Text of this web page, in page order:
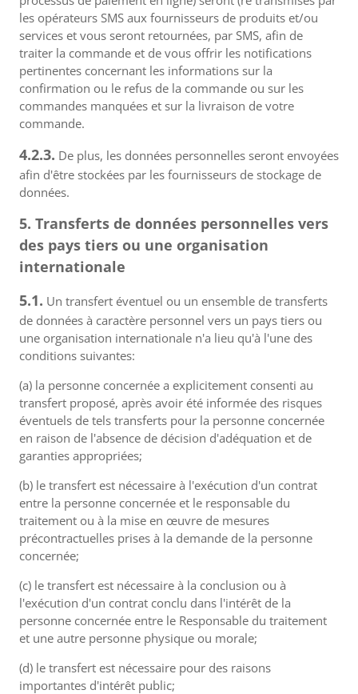
les opérateurs SMS aux fournisseurs de produits et/ou
services et vous seront retournées, par SMS, afin de
traiter la commande et de vous offrir les notifications
pertinentes concernant les informations sur la
confirmation ou le refus de la commande ou sur les
commandes manquées et sur la livraison de votre
commande.
4.2.3. De plus, les données personnelles seront envoyées
afin d'être stockées par les fournisseurs de stockage de
données.
5. Transferts de données personnelles vers
des pays tiers ou une organisation
internationale
5.1. Un transfert éventuel ou un ensemble de transferts
de données à caractère personnel vers un pays tiers ou
une organisation internationale n'a lieu qu'à l'une des
conditions suivantes:
(a) la personne concernée a explicitement consenti au
transfert proposé, après avoir été informée des risques
éventuels de tels transferts pour la personne concernée
en raison de l'absence de décision d'adéquation et de
garanties appropriées;
(b) le transfert est nécessaire à l'exécution d'un contrat
entre la personne concernée et le responsable du
traitement ou à la mise en œuvre de mesures
précontractuelles prises à la demande de la personne
concernée;
(c) le transfert est nécessaire à la conclusion ou à
l'exécution d'un contrat conclu dans l'intérêt de la
personne concernée entre le Responsable du traitement
et une autre personne physique ou morale;
(d) le transfert est nécessaire pour des raisons
importantes d'intérêt public;